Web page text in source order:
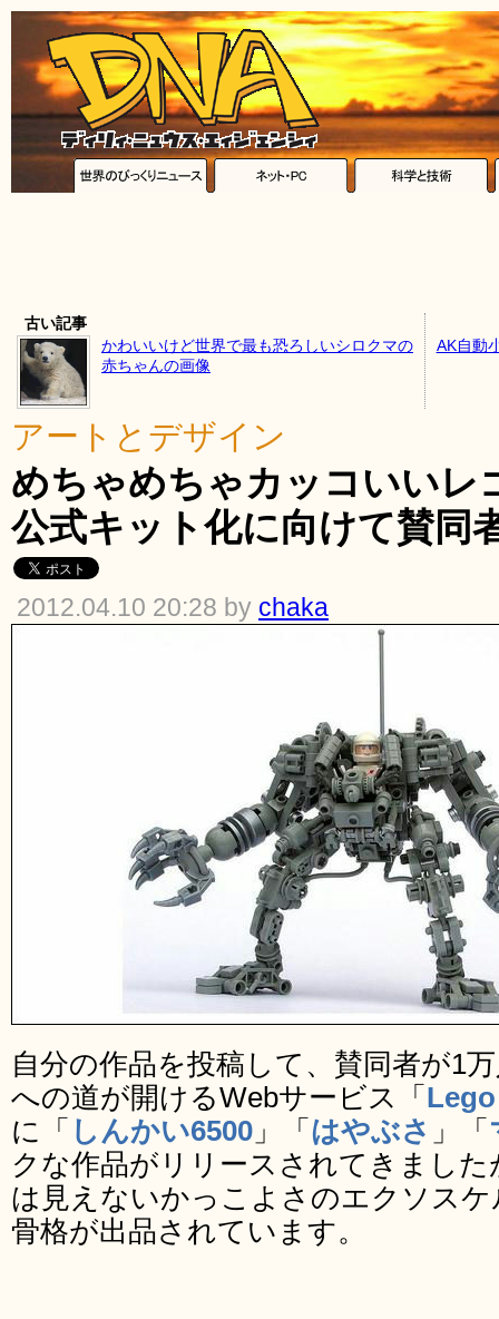
古い記事
かわいいけど世界で最も恐ろしいシロクマの
赤ちゃんの画像
AK自動
アートとデザイン
めちゃめちゃカッコいいレ
公式キット化に向けて賛同
2012.04.10 20:28 by chaka
自分の作品を投稿して、賛同者が1
への道が開けるWebサービス「
に「 しんかい6500 」「 はやぶさ 」「
クな作品がリリースされてきまし
は見えないかっこよさのエクソス
骨格が出品されています。